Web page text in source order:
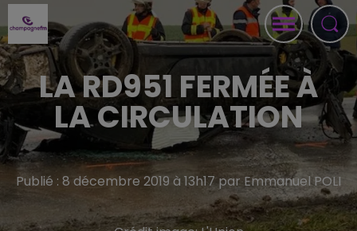
LA RD951 FERMÉE À
LA CIRCULATION
Publié : 8 décembre 2019 à 13h17 par Emmanuel POLI